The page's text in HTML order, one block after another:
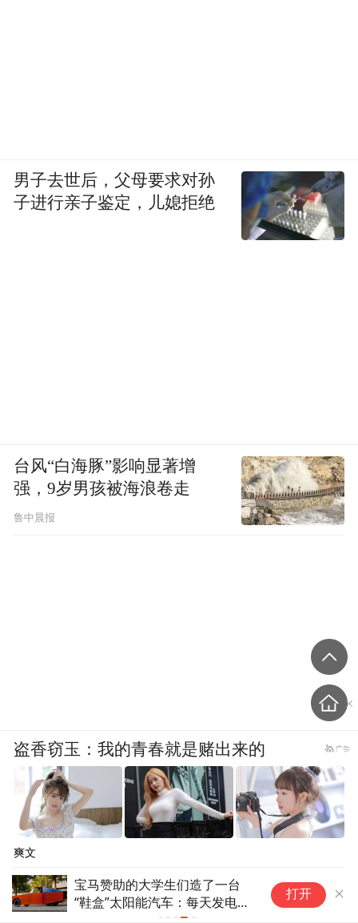
宝马赞助的大学生们造了一台
“鞋盒”太阳能汽车：每天发电量
是耗电量的2.5倍
打开
男子去世后，父母要求对孙
子进行亲子鉴定，儿媳拒绝
台风“白海豚”影响显著增
强，9岁男孩被海浪卷走
鲁中晨报
盗香窃玉：我的青春就是赌出来的
爽文